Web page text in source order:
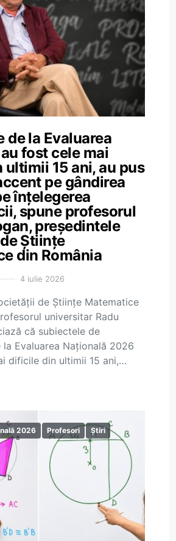
de la Evaluarea
fost cele mai
15 ani, au pus
pe gândirea
înțelegerea
spune profesorul
președintele
Științe
din România
4 iulie 2026
de Științe Matematice
universitar Radu
că subiectele de
Evaluarea Națională 2026
dificile din ultimii 15 ani,…
2026 Profesori Știri